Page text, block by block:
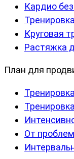
Кардио
Круговая
Растяжка
План для
От